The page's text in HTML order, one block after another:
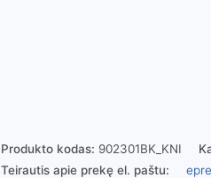
Produkto kodas: 902301BK_KNI
Teirautis apie prekę el. paštu: